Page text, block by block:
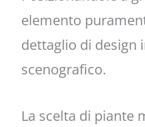
elemento
dettaglio di design
scenografico.
La scelta di piante